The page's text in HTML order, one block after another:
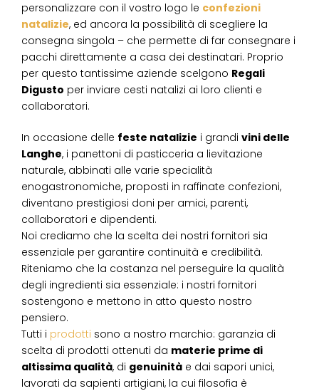
personalizzare con il vostro logo le confezioni
natalizie, ed ancora la possibilità di scegliere la
consegna singola – che permette di far consegnare i
pacchi direttamente a casa dei destinatari. Proprio
per questo tantissime aziende scelgono Regali
Digusto per inviare cesti natalizi ai loro clienti e
collaboratori.
In occasione delle feste natalizie i grandi vini delle
Langhe, i panettoni di pasticceria a lievitazione
naturale, abbinati alle varie specialità
enogastronomiche, proposti in raffinate confezioni,
diventano prestigiosi doni per amici, parenti,
collaboratori e dipendenti.
Noi crediamo che la scelta dei nostri fornitori sia
essenziale per garantire continuità e credibilità.
Riteniamo che la costanza nel perseguire la qualità
degli ingredienti sia essenziale: i nostri fornitori
sostengono e mettono in atto questo nostro
pensiero.
Tutti i prodotti sono a nostro marchio: garanzia di
scelta di prodotti ottenuti da materie prime di
altissima qualità, di genuinità e dai sapori unici,
lavorati da sapienti artigiani, la cui filosofia è